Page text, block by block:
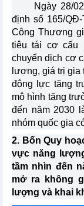
Ngày 28/
định số 165/
Công Thương
tiêu tái cơ cấu
chuyển dịch cơ
lượng, giá trị gia
động lực tăng
mô hình tăng
đến năm 2030
nhóm quốc gia
2. Bốn Quy
vực năng
tầm nhìn đến
mở ra không
lượng và khai